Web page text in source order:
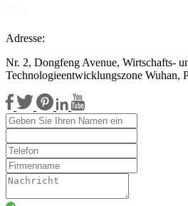
Adresse:
Nr. 2, Dongfeng Avenue, Wirtschafts-
Technologieentwicklungszone Wuhan,